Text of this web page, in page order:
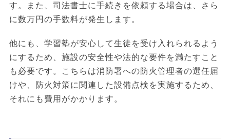
す。また、司法書士に手続きを依頼する場合は、さら
に数万円の手数料が発生します。
他にも、学習塾が安心して生徒を受け入れられるよう
にするため、施設の安全性や法的な要件を満たすこと
も必要です。こちらは消防署への防火管理者の選任届
けや、防火対策に関連した設備点検を実施するため、
それにも費用がかかります。